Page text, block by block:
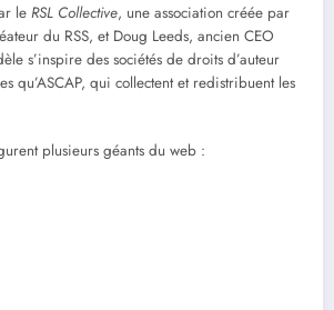
le RSL Collective, une association créée par
du RSS, et Doug Leeds, ancien CEO
s’inspire des sociétés de droits d’auteur
qu’ASCAP, qui collectent et redistribuent les
plusieurs géants du web :